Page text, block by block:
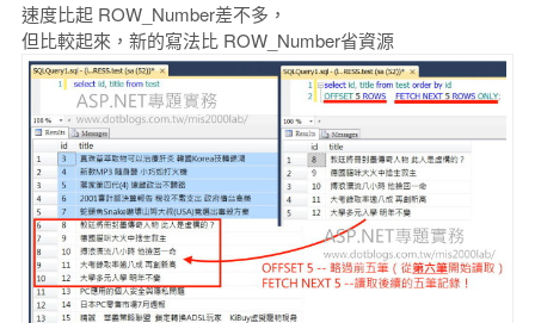
速度比起 ROW_Number差不多，
但比較起來，新的寫法比 ROW_Number省資源